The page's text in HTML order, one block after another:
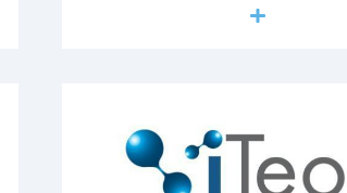
Lire la suite